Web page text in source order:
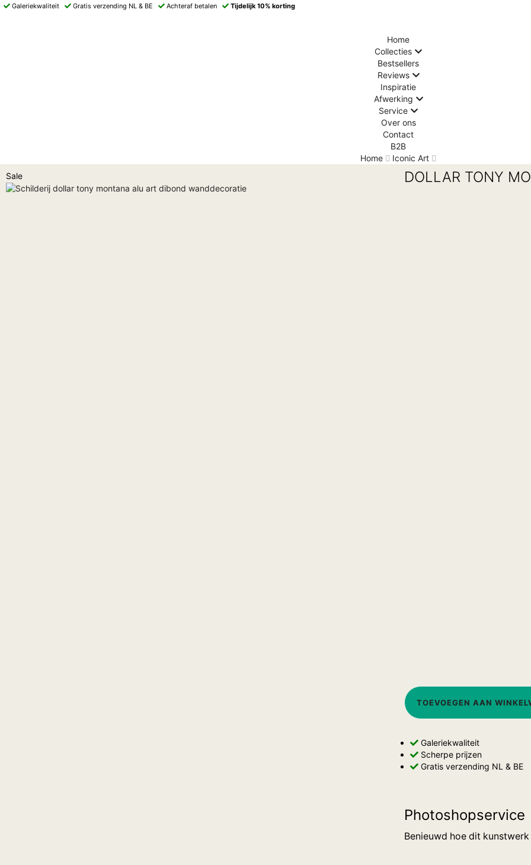
Galeriekwaliteit Gratis verzending NL & BE Achteraf betalen Tijdelijk 10% korting
Home
Collecties
Bestsellers
Reviews
Inspiratie
Afwerking
Service
Over ons
Contact
B2B
Home
Iconic Art
Sale
DOLLAR TONY
TOEVOEGEN AAN
Galeriekwaliteit
Scherpe prijzen
Gratis verzending NL & BE
Photoshopservice
Benieuwd hoe dit kunstwerk